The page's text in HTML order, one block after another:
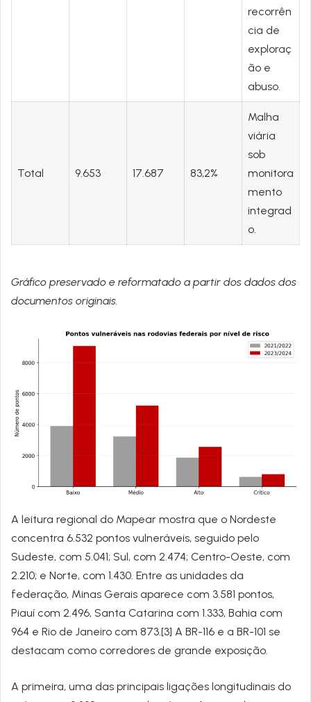
recorrên
cia de
exploraç
ão e
abuso.
Total 9.653 17.687 83,2%
Malha
viária
sob
monitora
mento
integrad
o.
Gráfico preservado e reformatado a partir dos dados dos
documentos originais.
A leitura regional do Mapear mostra que o Nordeste
concentra 6.532 pontos vulneráveis, seguido pelo
Sudeste, com 5.041; Sul, com 2.474; Centro-Oeste, com
2.210; e Norte, com 1.430. Entre as unidades da
federação, Minas Gerais aparece com 3.581 pontos,
Piauí com 2.496, Santa Catarina com 1.333, Bahia com
964 e Rio de Janeiro com 873.[3] A BR-116 e a BR-101 se
destacam como corredores de grande exposição.
A primeira, uma das principais ligações longitudinais do